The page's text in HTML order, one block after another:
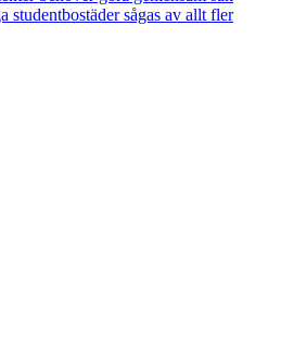
studentbostäder sågas av allt fler